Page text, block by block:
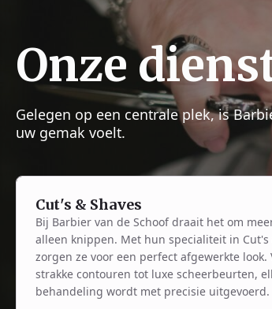
Onze
Gelegen op een centrale plek, is
uw gemak voelt.
Cut's & Shaves
Bij Barbier van de Schoof draait het om
alleen knippen. Met hun specialiteit in Cut's
zorgen ze voor een perfect afgewerkte look.
strakke contouren tot luxe scheerbeurten,
behandeling wordt met precisie uitgevoerd.